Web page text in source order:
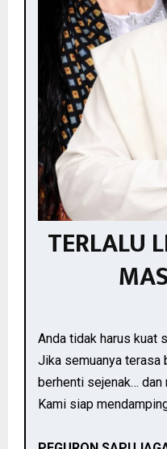
TERLALU
Anda tidak harus kuat
Jika semuanya terasa
berhenti sejenak… dan
Kami siap